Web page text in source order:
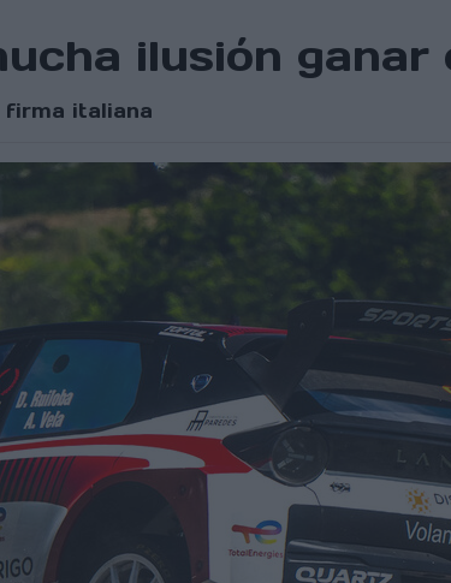
ilusión ganar
firma italiana